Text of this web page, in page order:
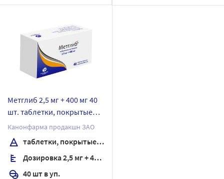
Метглиб 2,5 мг + 400 мг 40
шт. таблетки, покрытые
пленочной оболочкой
Канонфарма продакшн ЗАО
таблетки, покрытые пленочной оболочкой
Дозировка 2,5 мг + 400 мг
40 шт в уп.